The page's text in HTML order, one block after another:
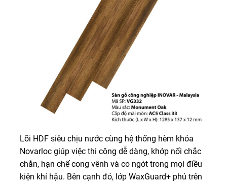
Lõi HDF siêu chịu nước cùng hệ thống hèm khóa
Novarloc giúp việc thi công dễ dàng, khớp nối chắc
chắn, hạn chế cong vênh và co ngót trong mọi điều
kiện khí hậu. Bên cạnh đó, lớp WaxGuard+ phủ trên